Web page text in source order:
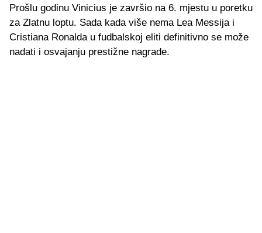
Prošlu godinu Vinicius je završio na 6. mjestu u poretku
za Zlatnu loptu. Sada kada više nema Lea Messija i
Cristiana Ronalda u fudbalskoj eliti definitivno se može
nadati i osvajanju prestižne nagrade.